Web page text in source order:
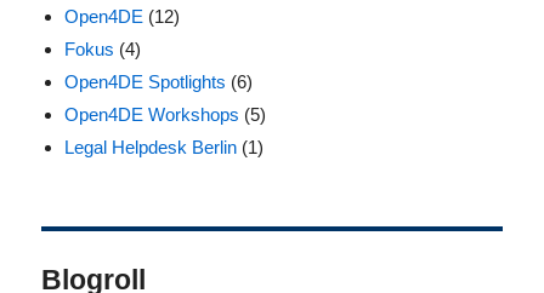
Open4DE (12)
Fokus (4)
Open4DE Spotlights (6)
Open4DE Workshops (5)
Legal Helpdesk Berlin (1)
Blogroll